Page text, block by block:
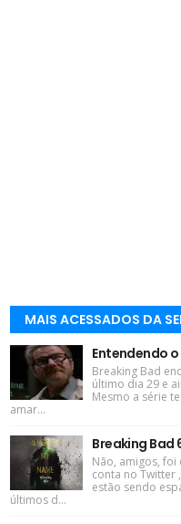
MAIS ACESSADOS DA
Entendendo
Breaking Bad
último dia 29 e
Mesmo a série
amar...
Breaking Bad
Não, amigos, foi
conta no Twitter
estão sendo
últimos d...